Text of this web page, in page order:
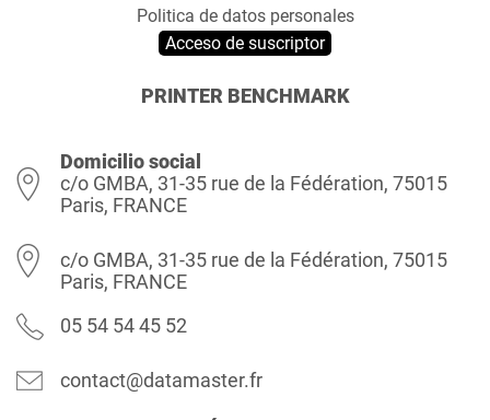
Politica de datos personales
Acceso de suscriptor
PRINTER BENCHMARK
Domicilio social
c/o GMBA, 31-35 rue de la Fédération, 75015
Paris, FRANCE
c/o GMBA, 31-35 rue de la Fédération, 75015
Paris, FRANCE
05 54 54 45 52
contact@datamaster.fr